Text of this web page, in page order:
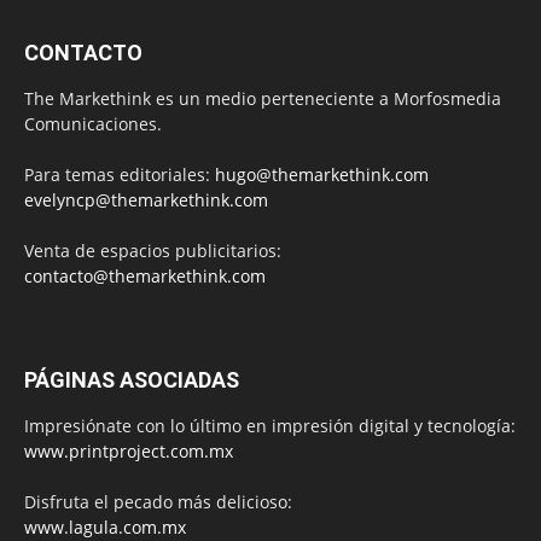
CONTACTO
The Markethink es un medio perteneciente a Morfosmedia
Comunicaciones.
Para temas editoriales: hugo@themarkethink.com
evelyncp@themarkethink.com
Venta de espacios publicitarios:
contacto@themarkethink.com
PÁGINAS ASOCIADAS
Impresiónate con lo último en impresión digital y tecnología:
www.printproject.com.mx
Disfruta el pecado más delicioso:
www.lagula.com.mx